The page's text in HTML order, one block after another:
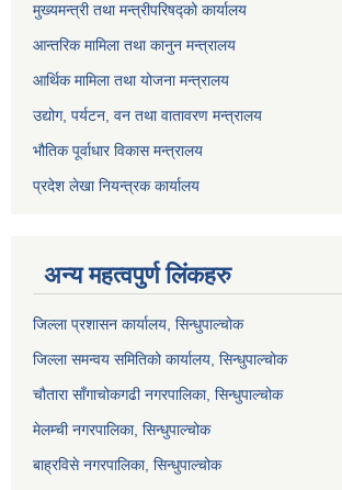
मुख्यमन्त्री तथा मन्त्रीपरिषद्को कार्यालय
आन्तरिक मामिला तथा कानुन मन्त्रालय
आर्थिक मामिला तथा योजना मन्त्रालय
उद्योग, पर्यटन, वन तथा वातावरण मन्त्रालय
भौतिक पूर्वाधार विकास मन्त्रालय
प्रदेश लेखा नियन्त्रक कार्यालय
अन्य महत्वपुर्ण लिंकहरु
जिल्ला प्रशासन कार्यालय, सिन्धुपाल्चोक
जिल्ला समन्वय समितिको कार्यालय, सिन्धुपाल्चोक
चौतारा साँगाचोकगढी नगरपालिका, सिन्धुपाल्चोक
मेलम्ची नगरपालिका, सिन्धुपाल्चोक
बाह्रविसे नगरपालिका, सिन्धुपाल्चोक